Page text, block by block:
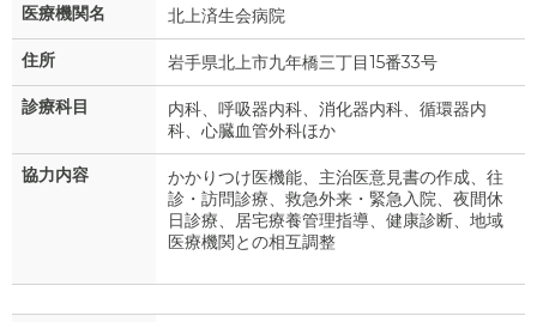
医療機関名 北上済生会病院
住所 岩手県北上市九年橋三丁目15番33号
診療科目
内科、呼吸器内科、消化器内科、循環器内
科、心臓血管外科ほか
協力内容
かかりつけ医機能、主治医意見書の作成、往
診・訪問診療、救急外来・緊急入院、夜間休
日診療、居宅療養管理指導、健康診断、地域
医療機関との相互調整